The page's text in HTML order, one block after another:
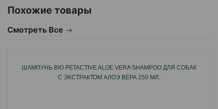
Можно применять при заболеваниях кожи или после
укусов паразитов.
Жирные кислоты, что входят в состав, питают кожу и
Похожие товары
Смотреть Все
ШАМПУНЬ BIO PETACTIVE ALOE VERA SHAMPOO ДЛЯ СОБАК
С ЭКСТРАКТОМ АЛОЭ ВЕРА 250 МЛ.